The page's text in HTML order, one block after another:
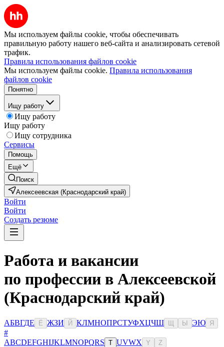
Мы используем файлы cookie, чтобы обеспечивать
правильную работу нашего веб-сайта и анализировать сетевой
трафик.
Правила использования файлов cookie
Мы используем файлы cookie. Правила использования
файлов cookie
Понятно
Ищу работу
Ищу работу
Ищу работу
Ищу сотрудника
Сервисы
Помощь
Ещё
Поиск
Алексеевская (Краснодарский край)
Войти
Войти
Создать резюме
Работа и вакансии
по профессии в Алексеевской
(Краснодарский край)
АБВГДЕ Ё ЖЗИ Й КЛМНОПРСТУФХЦЧШ Ы ЭЮ Я
#
ABCDEFGHIJKLMNOPQRS T UVWX Y Z